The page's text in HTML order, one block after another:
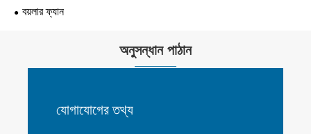
বয়লার ফ্যান
অনুসন্ধান পাঠান
যোগাযোগের তথ্য